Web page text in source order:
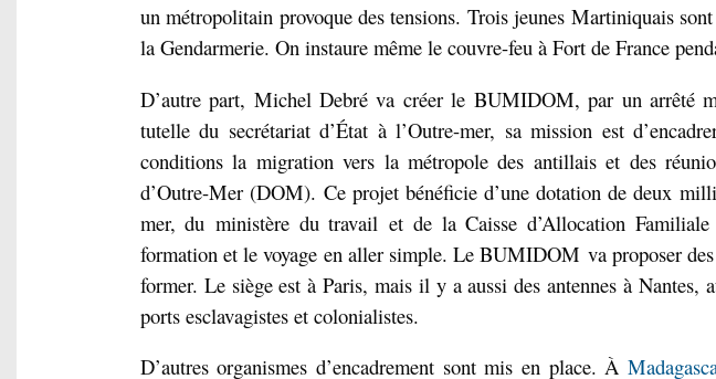
un métropolitain provoque des tensions. Trois jeunes Martiniquais sont
la Gendarmerie. On instaure même le couvre-feu à Fort de France
D’autre part, Michel Debré va créer le BUMIDOM, par un arrêté
tutelle du secrétariat d’État à l’Outre-mer, sa mission est
conditions la migration vers la métropole des antillais et des
d’Outre-Mer (DOM). Ce projet bénéficie d’une dotation de deux
mer, du ministère du travail et de la Caisse d’Allocation
formation et le voyage en aller simple. Le BUMIDOM va proposer
former. Le siège est à Paris, mais il y a aussi des antennes à Nantes,
ports esclavagistes et colonialistes.
D’autres organismes d’encadrement sont mis en place. À